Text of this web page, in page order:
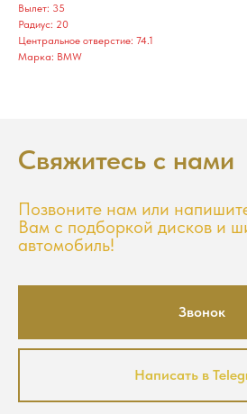
Вылет: 35
Радиус: 20
Центральное отверстие: 74.1
Марка: BMW
Свяжитесь с нами
Позвоните нам или
Вам с подборкой дисков и
автомобиль!
Звонок
Написать в